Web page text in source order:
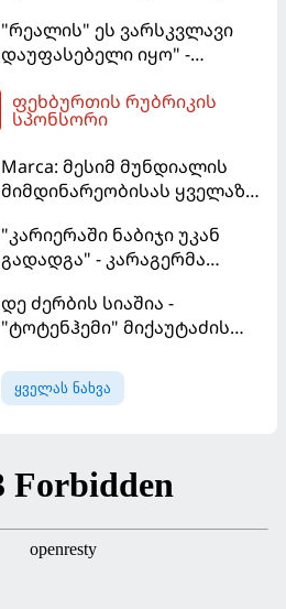
"რეალის" ეს ვარსკვლავი
დაუფასებელი იყო" -
თანაგუნდელზე ისაუბრა
ფეხბურთის რუბრიკის
სპონსორი
Marca: მესიმ მუნდიალის
მიმდინარეობისას ყველაზე
"კარიერაში ნაბიჯი უკან
გადადგა" - კარაგერმა
დე ძერბის სიაშია -
"ტოტენჰემი" მიქაუტაძის
ყველას ნახვა